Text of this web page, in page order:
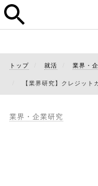
トップ 就活 業界・
【業界研究】クレジッ
業界・企業研究